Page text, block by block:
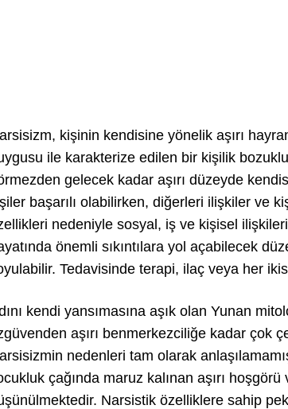
kişinin kendisine yönelik aşırı
ile karakterize edilen bir kişilik
gelecek kadar aşırı düzeyde
başarılı olabilirken, diğerleri ilişkiler ve
nedeniyle sosyal, iş ve kişisel
önemli sıkıntılara yol açabilecek
Tedavisinde terapi, ilaç veya her
kendi yansımasına aşık olan Yunan
aşırı benmerkezciliğe kadar çok
nedenleri tam olarak
çağında maruz kalınan aşırı
Narsistik özelliklere sahip